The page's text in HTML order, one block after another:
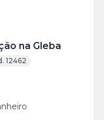
na Gleba
12462